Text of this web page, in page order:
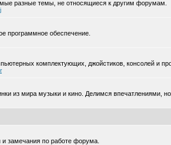
разные темы, не относящиеся к другим форумам.
программное обеспечение.
комплектующих, джойстиков, консолей и
из мира музыки и кино. Делимся впечатлениями,
замечания по работе форума.